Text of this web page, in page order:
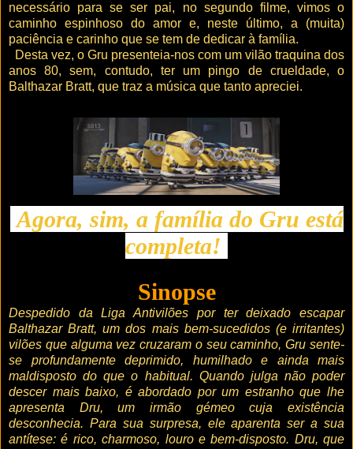
necessário para se ser pai, no segundo filme, vimos o
caminho espinhoso do amor e, neste último, a (muita)
paciência e carinho que se tem de dedicar à família.
Desta vez, o Gru presenteia-nos com um vilão traquina dos
anos 80, sem, contudo, ter um pingo de crueldade, o
Balthazar Bratt, que traz a música que tanto apreciei.
Agora, sim, a família do Gru está
completa!
Sinopse
Despedido da Liga Antivilões por ter deixado escapar
Balthazar Bratt, um dos mais bem-sucedidos (e irritantes)
vilões que alguma vez cruzaram o seu caminho, Gru sente-
se profundamente deprimido, humilhado e ainda mais
maldisposto do que o habitual. Quando julga não poder
descer mais baixo, é abordado por um estranho que lhe
apresenta Dru, um irmão gémeo cuja existência
desconhecia. Para sua surpresa, ele aparenta ser a sua
antítese: é rico, charmoso, louro e bem-disposto. Dru, que